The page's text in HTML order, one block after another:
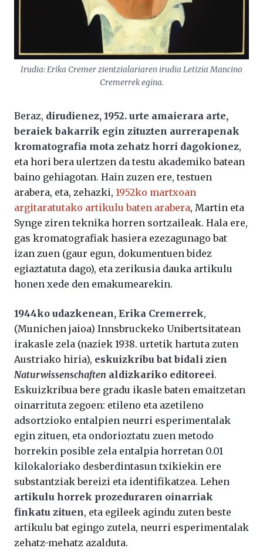
Irudia: Erika Cremer zientzialariaren irudia Letizia Mancino
Cremerrek egina.
Beraz, dirudienez, 1952. urte amaierara arte,
beraiek bakarrik egin zituzten aurrerapenak
kromatografia mota zehatz horri dagokionez,
eta hori bera ulertzen da testu akademiko batean
baino gehiagotan. Hain zuzen ere, testuen
arabera, eta, zehazki, 1952ko martxoan
argitaratutako artikulu baten arabera, Martin eta
Synge ziren teknika horren sortzaileak. Hala ere,
gas kromatografiak hasiera ezezagunago bat
izan zuen (gaur egun, dokumentuen bidez
egiaztatuta dago), eta zerikusia dauka artikulu
honen xede den emakumearekin.
1944ko udazkenean, Erika Cremerrek,
(Munichen jaioa) Innsbruckeko Unibertsitatean
irakasle zela (naziek 1938. urtetik hartuta zuten
Austriako hiria), eskuizkribu bat bidali zien
Naturwissenschaften aldizkariko editoreei.
Eskuizkribua bere gradu ikasle baten emaitzetan
oinarrituta zegoen: etileno eta azetileno
adsortzioko entalpien neurri esperimentalak
egin zituen, eta ondorioztatu zuen metodo
horrekin posible zela entalpia horretan 0.01
kilokaloriako desberdintasun txikiekin ere
substantziak bereizi eta identifikatzea. Lehen
artikulu horrek prozeduraren oinarriak
finkatu zituen, eta egileek agindu zuten beste
artikulu bat egingo zutela, neurri esperimentalak
zehatz-mehatz azalduta.